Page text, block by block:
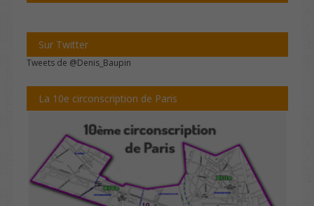
Sur Twitter
Tweets de @Denis_Baupin
La 10e circonscription de Paris